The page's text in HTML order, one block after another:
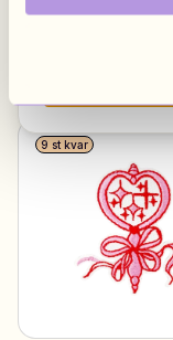
9 st kvar